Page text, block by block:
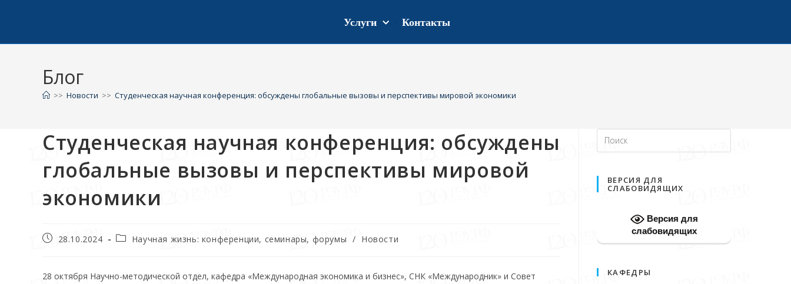
Услуги Контакты
Блог
>> Новости >> Студенческая научная конференция: обсуждены глобальные вызовы и перспективы мировой экономики
Студенческая научная конференция: обсуждены
глобальные вызовы и перспективы мировой
экономики
28.10.2024 Научная жизнь: конференции, семинары, форумы / Новости
28 октября Научно-методической отдел, кафедра «Международная экономика и бизнес», СНК «Международник» и Совет
ВЕРСИЯ ДЛЯ
СЛАБОВИДЯЩИХ
Версия для
слабовидящих
КАФЕДРЫ